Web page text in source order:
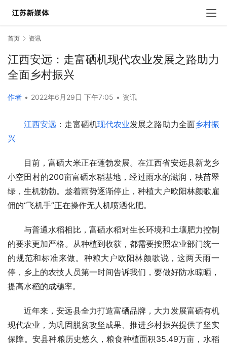
首页 资讯
江西安远：走富硒机现代农业发展之路助力
全面乡村振兴
作者 • 2022年6月29日 下午7:05 • 资讯
江西安远 ：走富硒机现代农业发展之路助力全面乡村振
兴
目前，富硒大米正在蓬勃发展。在江西省安远县新龙乡
小空田村的200亩富硒水稻基地，经过雨水的滋润，秧苗翠
绿，生机勃勃。趁着雨势逐渐停止，种植大户欧阳林颜歌雇
佣的“飞机手”正在操作无人机喷洒化肥。
与普通水稻相比，富硒水稻对生长环境和土壤肥力控制
的要求更加严格。从种植到收获，都需要按照农业部门统一
的规范和标准来做。种粮大户欧阳林颜歌说，这两天雨一
停，乡上的农技人员第一时间告诉我们，要做好防水晾晒，
提高水稻的成穗率。
近年来，安远县全力打造富硒品牌，大力发展富硒有机
现代农业，为巩固脱贫攻坚成果、推进乡村振兴提供了坚实
保障。安县种粮历史悠久，粮食种植面积35.49万亩，水稻